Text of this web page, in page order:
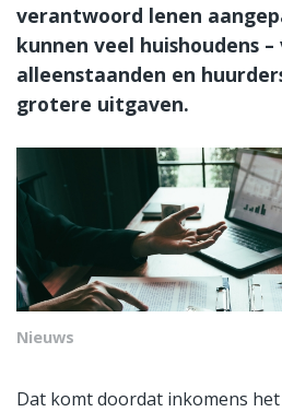
verantwoord lenen
kunnen veel huishoudens –
alleenstaanden en
grotere uitgaven.
Nieuws
Dat komt doordat inkomens